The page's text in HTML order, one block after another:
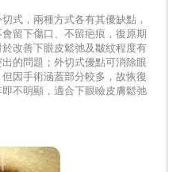
式，兩種方式各有其優缺點，
留下傷口、不留疤痕，復原期
改善下眼皮鬆弛及皺紋程度有
的問題；外切式優點可消除眼
因手術涵蓋部分較多，故恢復
不明顯，適合下眼瞼皮膚鬆弛